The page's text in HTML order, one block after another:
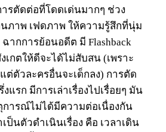
รตัดต่อที่โดดเด่นมากๆ ช่วง
ภาพ เฟดภาพ ให้ความรู้สึกที่นุ่ม
ากการย้อนอดีต มี Flashback
เกตให้ดีจะได้ไม่สับสน (เพราะ
ต่ตัวละครอื่นจะเด็กลง) การตัด
แรก มีการเล่าเรื่องไปเรื่อยๆ มัน
การณ์ไม่ได้มีความต่อเนื่องกัน
ป็นตัวดำเนินเรื่อง คือ เวลาเดิน